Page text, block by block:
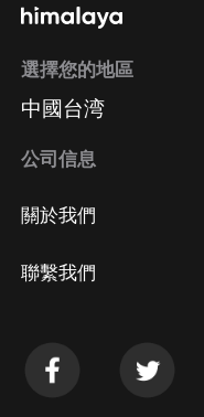
選擇您的地區
中國台湾
公司信息
關於我們
聯繫我們